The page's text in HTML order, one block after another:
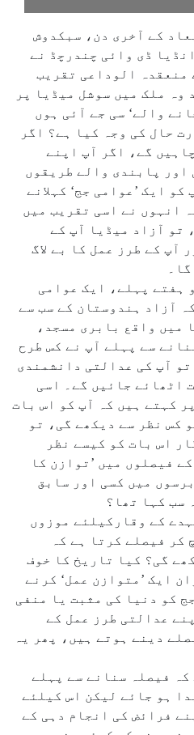
کے آخری دن، سبکدوش
ڈی وائی چندرچڈ نے
منعقدہ الوداعی تقریب
وہ ملک میں سوشل میڈیا پر
والے‘ سی جے آئی ہوں
حال کی وجہ کیا ہے؟ اگر
گے، اگر آپ اپنے
اور پابندی والے طریقوں
ایک ’عوامی جج‘ کہلانے
انہوں نے اسی تقریب میں
تو آزاد میڈیا آپ کے
آپ کے طرز عمل کا بے لاگ
ہفتے پہلے، ایک عوامی
آزاد ہندوستان کے سب سے
میں واقع بابری مسجد،
سے پہلے آپ نے کس طرح
تو آپ کی عدالتی دانشمندی
اٹھائے جائیں گے۔ اسی
کہتے ہیں کہ آپ کو اس بات
کس نظر سے دیکھے گی، تو
اس بات کو کیسے نظر
فیصلوں میں ’توازن کا
موجود ہے۔ کیا۷۵؍ برسوں میں کسی اور سابق
سب کہا تھا؟
کے وقارکیلئے موزوں
کر فیصلے کرتا ہے کہ
گی؟ کیا تاریخ کا خوف
ایک ’متوازن عمل‘ کرنے
کو دنیا کی مثبت یا منفی
عدالتی طرز عمل کے
دینے ہوتے ہیں، پھر یہ
کہ فیصلہ سنانے سے پہلے
ہو جائے لیکن اس کیلئے
فرائض کی انجام دہی کے